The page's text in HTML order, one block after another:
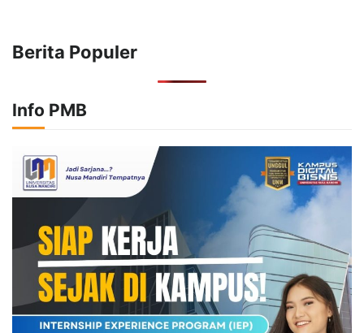
Berita Populer
Info PMB